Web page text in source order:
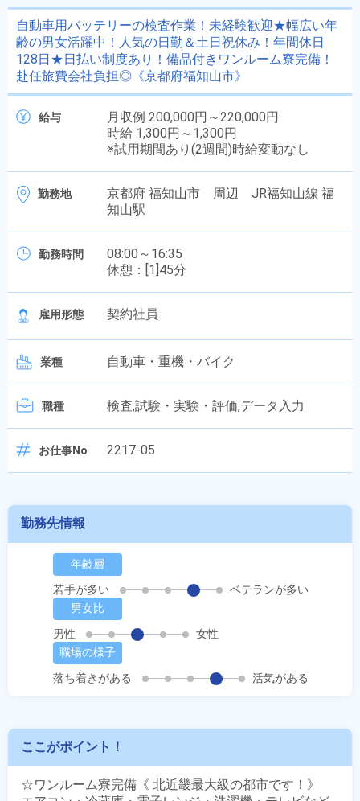
自動車用バッテリーの検査作業！未経験歓迎★幅広い年
齢の男女活躍中！人気の日勤＆土日祝休み！年間休日
128日★日払い制度あり！備品付きワンルーム寮完備！
赴任旅費会社負担◎《京都府福知山市》
給与
月収例 200,000円～220,000円
時給 1,300円～1,300円
※試用期間あり(2週間)時給変動なし
勤務地
京都府 福知山市 周辺 JR福知山線 福
知山駅
勤務時間
08:00～16:35
休憩：[1]45分
雇用形態 契約社員
業種 自動車・重機・バイク
職種 検査,試験・実験・評価,データ入力
お仕事No 2217-05
勤務先情報
年齢層
若手が多い
ベテランが多い
男女比
男性
女性
職場の様子
落ち着きがある
活気がある
ここがポイント！
☆ワンルーム寮完備《 北近畿最大級の都市です！》